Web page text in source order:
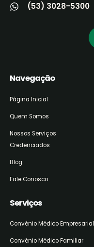
(53) 3028-5300
Navegação
Página Inicial
Quem Somos
Nossos Serviços
Credenciados
Blog
Fale Conosco
Serviços
Convênio Médico Empresarial
Convênio Médico Familiar